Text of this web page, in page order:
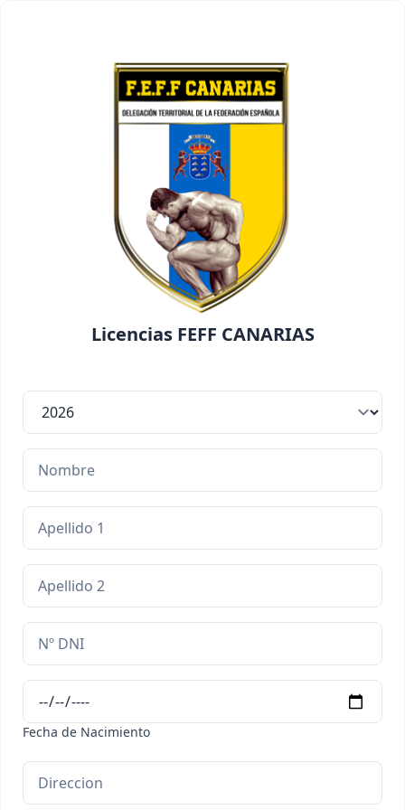
Licencias FEFF CANARIAS
Fecha de Nacimiento